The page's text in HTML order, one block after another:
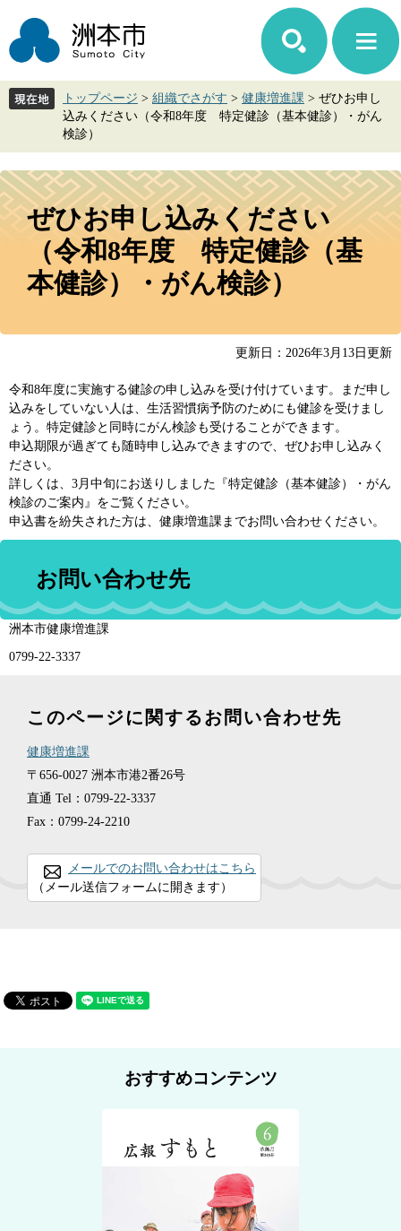
ジ
先
ュ
を
本
文
トップページ > 組織でさがす > 健康増進課 > ぜひお申し
込みください（令和8年度 特定健診（基本健診）・がん
検診）
本
文
ぜひお申し込みください
（令和8年度 特定健診（基
本健診）・がん検診）
更新日：2026年3月13日更新
令和8年度に実施する健診の申し込みを受け付けています。まだ申し
込みをしていない人は、生活習慣病予防のためにも健診を受けまし
ょう。特定健診と同時にがん検診も受けることができます。
申込期限が過ぎても随時申し込みできますので、ぜひお申し込みく
ださい。
詳しくは、3月中旬にお送りしました『特定健診（基本健診）・がん
検診のご案内』をご覧ください。
申込書を紛失された方は、健康増進課までお問い合わせください。
お問い合わせ先
洲本市健康増進課
0799-22-3337
このページに関するお問い合わせ先
健康増進課
〒656-0027 洲本市港2番26号
直通 Tel：0799-22-3337
Fax：0799-24-2210
メールでのお問い合わせはこちら
（メール送信フォームに開きます）
おすすめコンテンツ